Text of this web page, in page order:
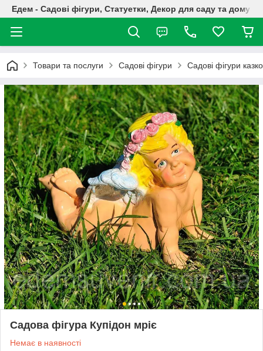
Едем - Садові фігури, Статуетки, Декор для саду та дому
Товари та послуги Садові фігури Садові фігури
Садова фігура Купідон мріє
Немає в наявності